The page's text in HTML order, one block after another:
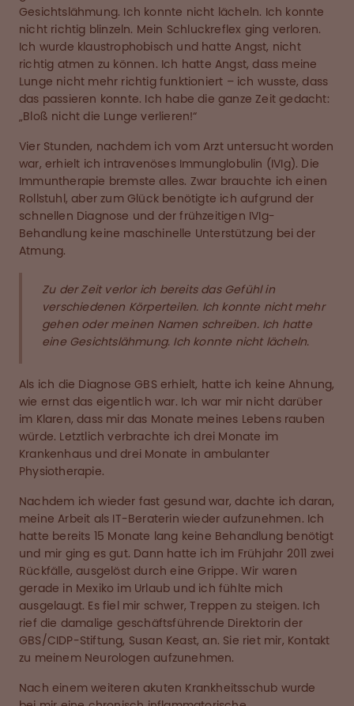
Gesichtslähmung. Ich konnte nicht lächeln. Ich konnte
nicht richtig blinzeln. Mein Schluckreflex ging verloren.
Ich wurde klaustrophobisch und hatte Angst, nicht
richtig atmen zu können. Ich hatte Angst, dass meine
Lunge nicht mehr richtig funktioniert – ich wusste, dass
das passieren konnte. Ich habe die ganze Zeit gedacht:
„Bloß nicht die Lunge verlieren!“
Vier Stunden, nachdem ich vom Arzt untersucht worden
war, erhielt ich intravenöses Immunglobulin (IVIg). Die
Immuntherapie bremste alles. Zwar brauchte ich einen
Rollstuhl, aber zum Glück benötigte ich aufgrund der
schnellen Diagnose und der frühzeitigen IVIg-
Behandlung keine maschinelle Unterstützung bei der
Atmung.
Zu der Zeit verlor ich bereits das Gefühl in
verschiedenen Körperteilen. Ich konnte nicht mehr
gehen oder meinen Namen schreiben. Ich hatte
eine Gesichtslähmung. Ich konnte nicht lächeln.
Als ich die Diagnose GBS erhielt, hatte ich keine Ahnung,
wie ernst das eigentlich war. Ich war mir nicht darüber
im Klaren, dass mir das Monate meines Lebens rauben
würde. Letztlich verbrachte ich drei Monate im
Krankenhaus und drei Monate in ambulanter
Physiotherapie.
Nachdem ich wieder fast gesund war, dachte ich daran,
meine Arbeit als IT-Beraterin wieder aufzunehmen. Ich
hatte bereits 15 Monate lang keine Behandlung benötigt
und mir ging es gut. Dann hatte ich im Frühjahr 2011 zwei
Rückfälle, ausgelöst durch eine Grippe. Wir waren
gerade in Mexiko im Urlaub und ich fühlte mich
ausgelaugt. Es fiel mir schwer, Treppen zu steigen. Ich
rief die damalige geschäftsführende Direktorin der
GBS/CIDP-Stiftung, Susan Keast, an. Sie riet mir, Kontakt
zu meinem Neurologen aufzunehmen.
Nach einem weiteren akuten Krankheitsschub wurde